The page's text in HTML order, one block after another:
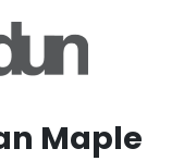
Maple